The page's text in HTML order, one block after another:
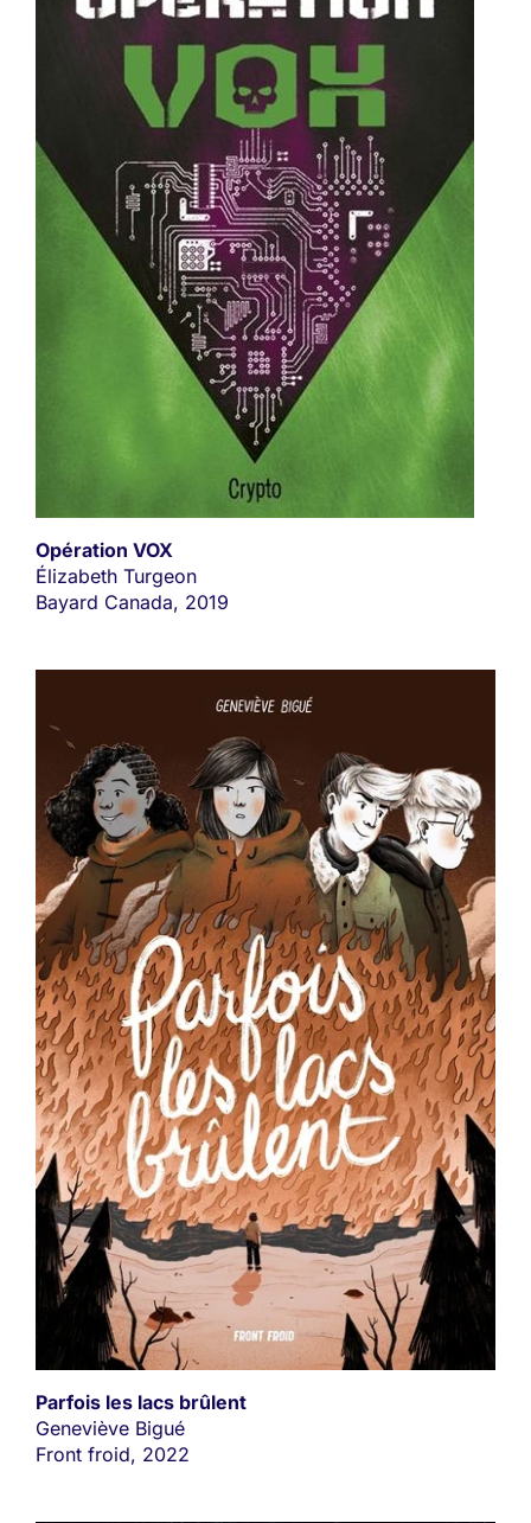
Opération VOX
Élizabeth Turgeon
Bayard Canada, 2019
Parfois les lacs brûlent
Geneviève Bigué
Front froid, 2022